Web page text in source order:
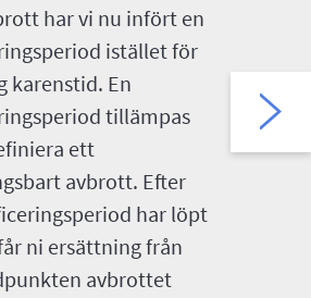
har vi nu infört en
istället för
karenstid. En
tillämpas
ett
avbrott. Efter
har löpt
ni ersättning från
avbrottet